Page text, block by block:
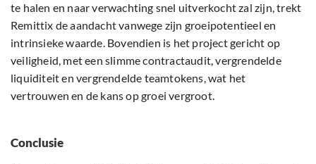
te halen en naar verwachting snel uitverkocht zal zijn, trekt
Remittix de aandacht vanwege zijn groeipotentieel en
intrinsieke waarde. Bovendien is het project gericht op
veiligheid, met een slimme contractaudit, vergrendelde
liquiditeit en vergrendelde teamtokens, wat het
vertrouwen en de kans op groei vergroot.
Conclusie